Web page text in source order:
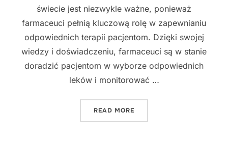
świecie jest niezwykle ważne, ponieważ
farmaceuci pełnią kluczową rolę w zapewnianiu
odpowiednich terapii pacjentom. Dzięki swojej
wiedzy i doświadczeniu, farmaceuci są w stanie
doradzić pacjentom w wyborze odpowiednich
leków i monitorować …
READ MORE